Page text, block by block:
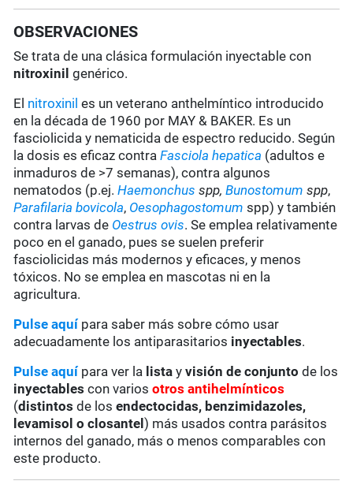
OBSERVACIONES
Se trata de una clásica formulación inyectable con
nitroxinil genérico.
El nitroxinil es un veterano anthelmíntico introducido
en la década de 1960 por MAY & BAKER. Es un
fasciolicida y nematicida de espectro reducido. Según
la dosis es eficaz contraFasciola hepatica (adultos e
inmaduros de >7 semanas), contra algunos
nematodos (p.ej.Haemonchus spp,Bunostomum spp,
Parafilaria bovicola, Oesophagostomum spp) y también
contra larvas de Oestrus ovis. Se emplea relativamente
poco en el ganado, pues se suelen preferir
fasciolicidas más modernos y eficaces, y menos
tóxicos. No se emplea en mascotas ni en la
agricultura.
Pulse aquípara saber más sobre cómo usar
adecuadamente los antiparasitarios inyectables.
Pulse aquí para ver la lista yvisión de conjunto de los
inyectables con variosotros antihelmínticos
(distintos de los endectocidas, benzimidazoles,
levamisol o closantel) más usados contra parásitos
internos del ganado, más o menos comparables con
este producto.